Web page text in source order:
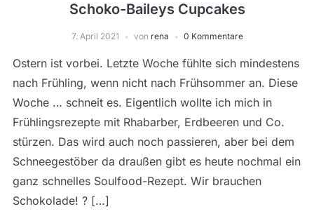
Schoko-Baileys Cupcakes
7. April 2021 von rena 0 Kommentare
Ostern ist vorbei. Letzte Woche fühlte sich mindestens
nach Frühling, wenn nicht nach Frühsommer an. Diese
Woche … schneit es. Eigentlich wollte ich mich in
Frühlingsrezepte mit Rhabarber, Erdbeeren und Co.
stürzen. Das wird auch noch passieren, aber bei dem
Schneegestöber da draußen gibt es heute nochmal ein
ganz schnelles Soulfood-Rezept. Wir brauchen
Schokolade! ? […]